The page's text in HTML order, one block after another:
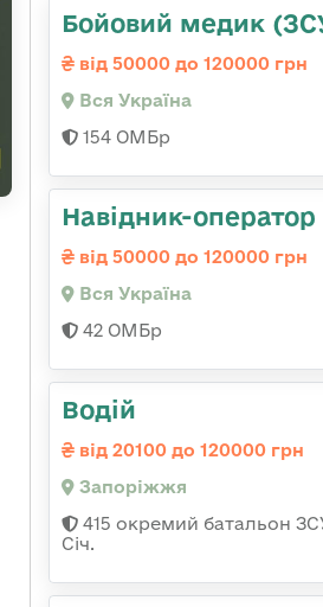
Бойовий медик
від 50000 до 120000 грн
Вся Україна
154 ОМБр
Навідник-оператор
від 50000 до 120000 грн
Вся Україна
42 ОМБр
Водій
від 20100 до 120000 грн
Запоріжжя
415 окремий батальон
Січ.